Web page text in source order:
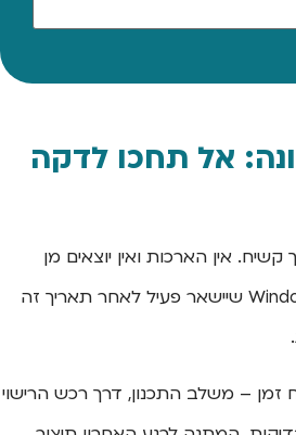
אל תחכו לדקה
הוא תאריך קשיח. אין הארכות ואין יוצאים מן
הכלל. שרת Windows 2012 R2 שיישאר פעיל לאחר תאריך זה
זמן – משלב התכנון, דרך רכש הרישוי